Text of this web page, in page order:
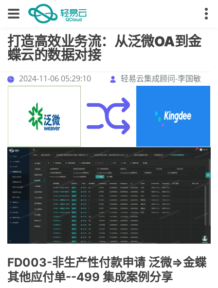
打造高效业务流：从泛微OA到金
蝶云的数据对接
2024-11-06 05:29:10 轻易云集成顾问-李国敏
FD003-非生产性付款申请 泛微=>金蝶
其他应付单--499 集成案例分享